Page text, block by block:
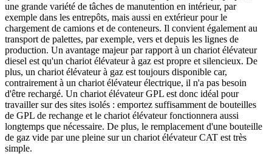
une grande variété de tâches de manutention en intérieur, par
exemple dans les entrepôts, mais aussi en extérieur pour le
chargement de camions et de conteneurs. Il convient également au
transport de palettes, par exemple, vers et depuis les lignes de
production. Un avantage majeur par rapport à un chariot élévateur
diesel est qu'un chariot élévateur à gaz est propre et silencieux. De
plus, un chariot élévateur à gaz est toujours disponible car,
contrairement à un chariot élévateur électrique, il n'a pas besoin
d'être rechargé. Un chariot élévateur GPL est donc idéal pour
travailler sur des sites isolés : emportez suffisamment de bouteilles
de GPL de rechange et le chariot élévateur fonctionnera aussi
longtemps que nécessaire. De plus, le remplacement d'une bouteille
de gaz vide par une pleine sur un chariot élévateur CAT est très
simple.